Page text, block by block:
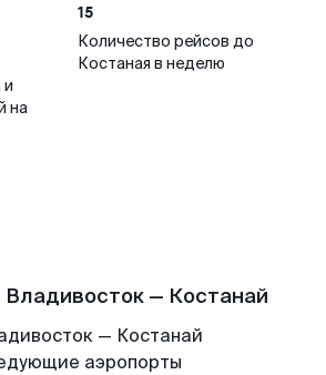
и
на
15
Количество рейсов до
Костаная в неделю
— Костанай
— Костанай
аэропорты